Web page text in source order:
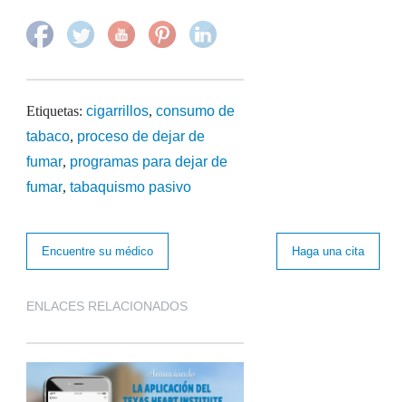
Etiquetas:cigarrillos,consumo de
tabaco, proceso de dejar de
fumar, programas para dejar de
fumar,tabaquismo pasivo
Encuentre su médico Haga una cita
ENLACES RELACIONADOS